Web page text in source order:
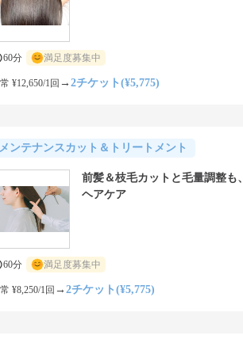
60分 満足度募集中
¥12,650/1回 → 2チケット(¥5,775)
ンテナンスカット＆トリートメント
前髪＆枝毛カットと毛量調整も
ヘアケア
60分 満足度募集中
¥8,250/1回 → 2チケット(¥5,775)